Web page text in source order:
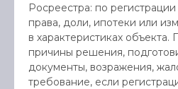
Росреестра: по
права, доли, ипотеки или
в характеристиках
причины решения,
документы, возражения,
требование, если